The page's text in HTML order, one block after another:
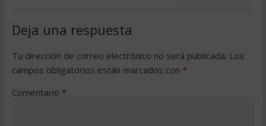
Deja una respuesta
Tu dirección de correo electrónico no será publicada. Los
campos obligatorios están marcados con *
Comentario *